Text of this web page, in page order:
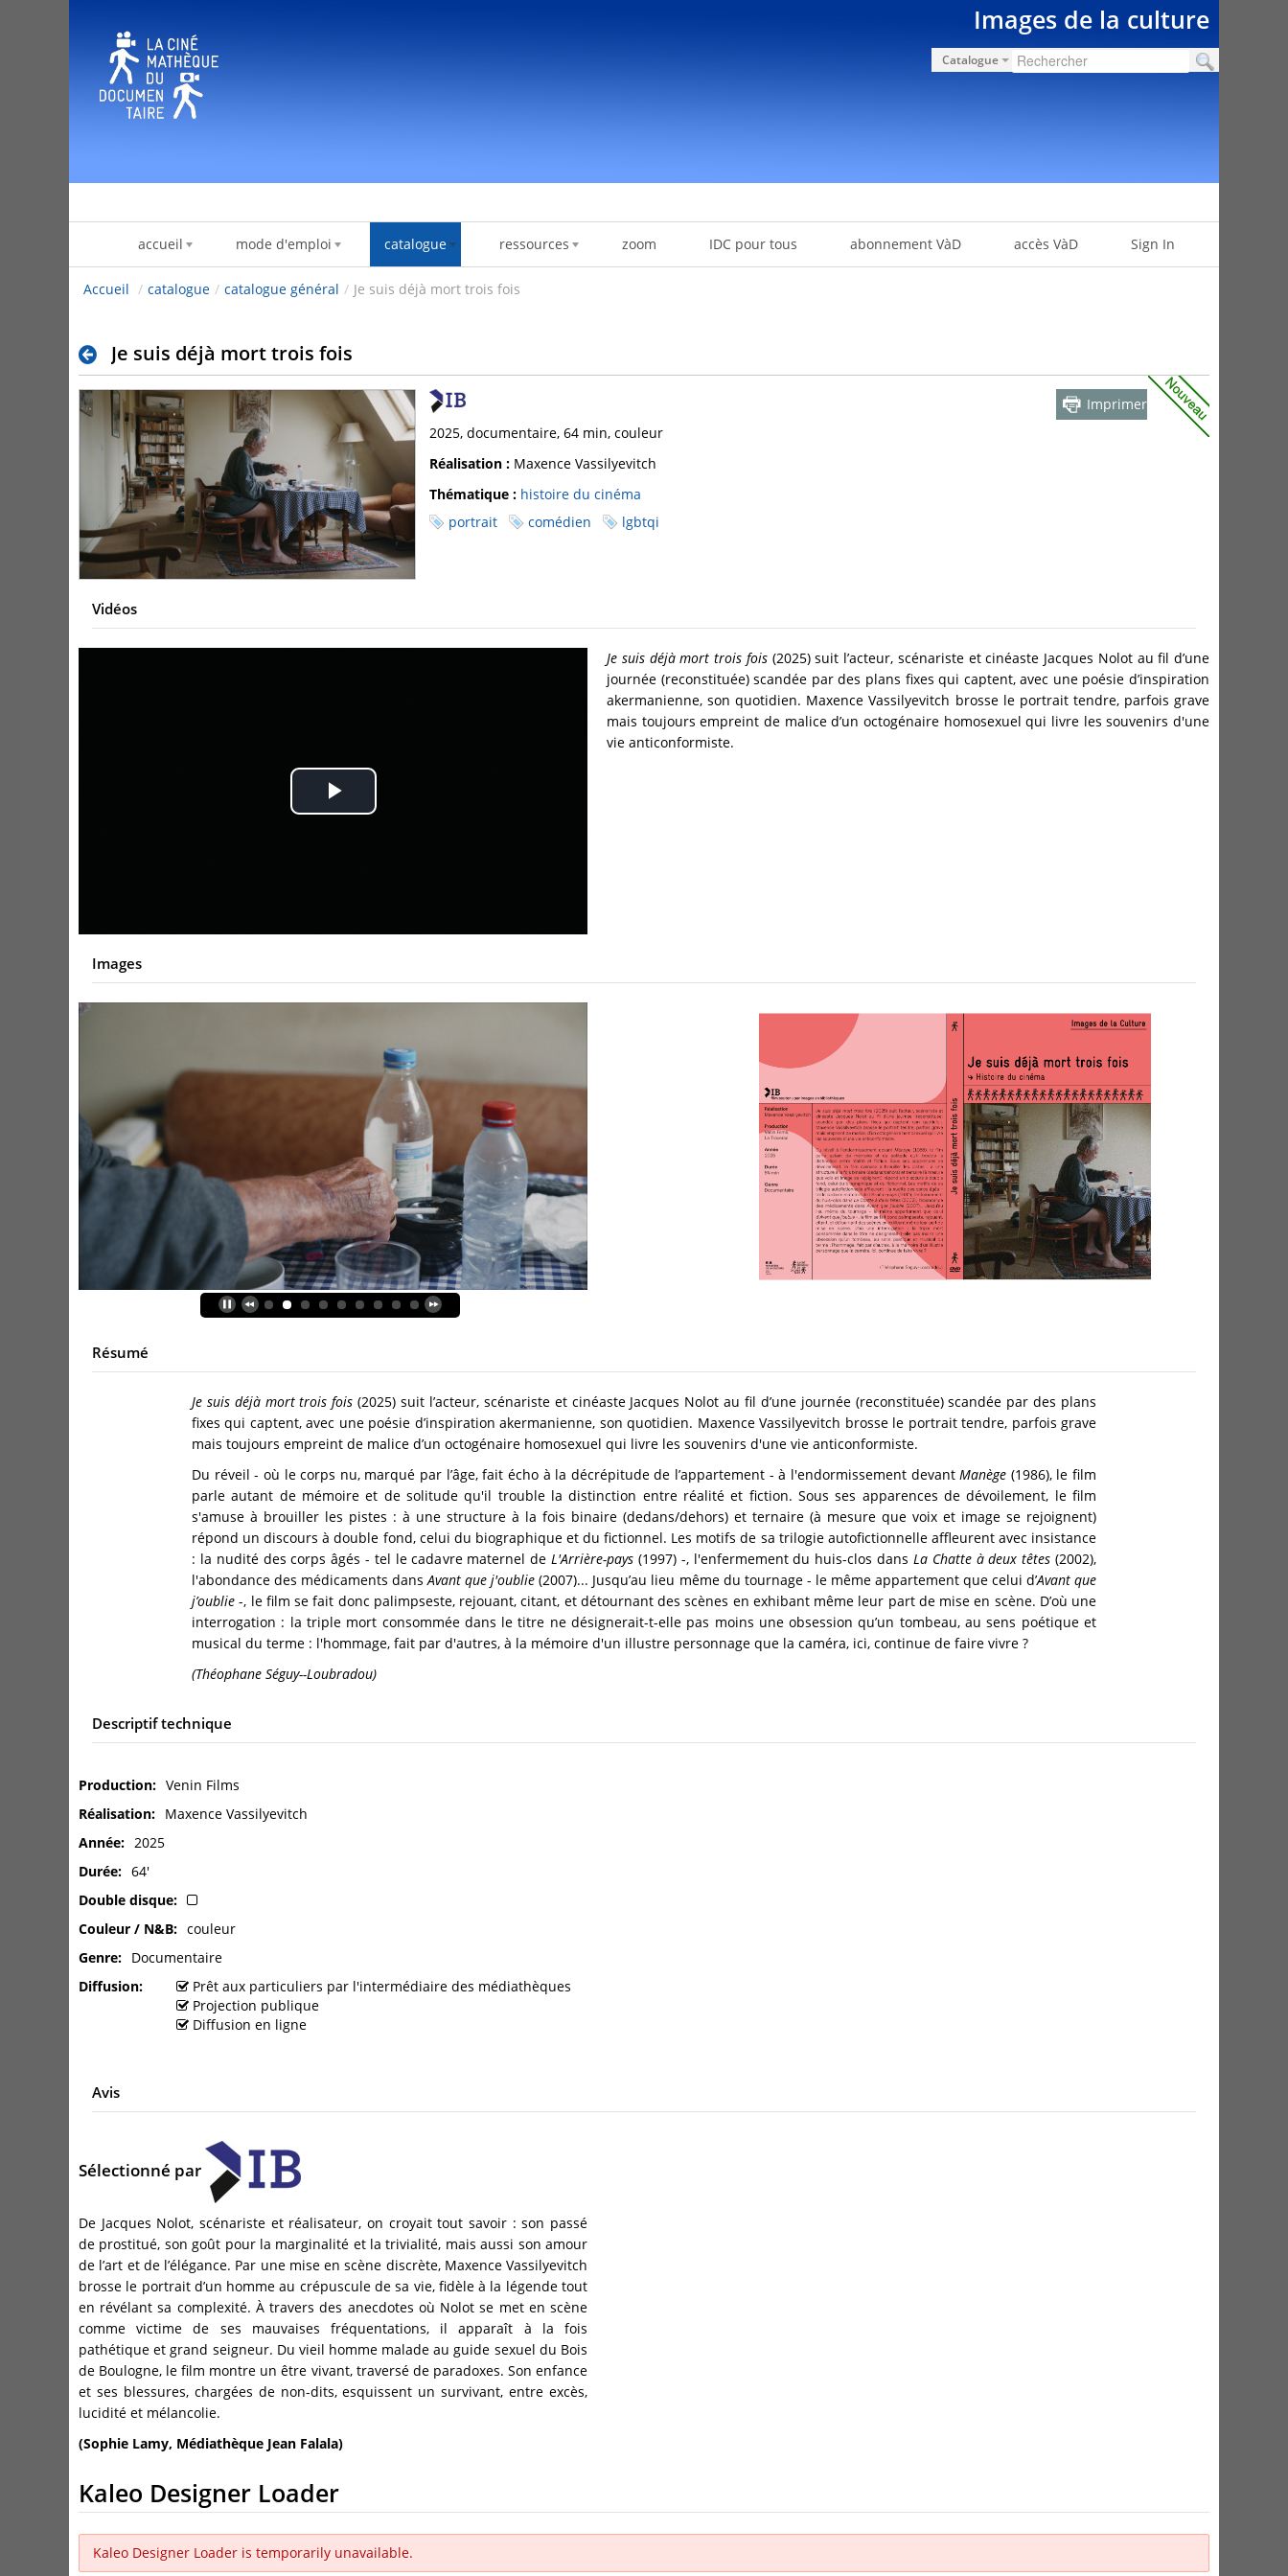
Images de la culture
Catalogue
accueil mode d'emploi catalogue ressources zoom IDC pour tous abonnement VàD accès VàD Sign In
Accueil / catalogue / catalogue général / Je suis déjà mort trois fois
Je suis déjà mort trois fois
Imprimer
2025, documentaire, 64 min, couleur
Réalisation : Maxence Vassilyevitch
Thématique : histoire du cinéma
portrait
comédien lgbtqi
Vidéos
Play
Je suis déjà mort trois fois(2025) suit l’acteur, scénariste et cinéaste Jacques Nolot au fil d’une
journée (reconstituée) scandée par des plans fixes qui captent, avec une poésie d’inspiration
akermanienne, son quotidien. Maxence Vassilyevitch brosse le portrait tendre, parfois grave
mais toujours empreint de malice d’un octogénaire homosexuel qui livre les souvenirs d'une
vie anticonformiste.
Images
Résumé
Je suis déjà mort trois fois(2025) suit l’acteur, scénariste et cinéaste Jacques Nolot au fil d’une journée (reconstituée) scandée par des plans
fixes qui captent, avec une poésie d’inspiration akermanienne, son quotidien. Maxence Vassilyevitch brosse le portrait tendre, parfois grave
mais toujours empreint de malice d’un octogénaire homosexuel qui livre les souvenirs d'une vie anticonformiste.
Du réveil - où le corps nu, marqué par l’âge, fait écho à la décrépitude de l’appartement - à l'endormissement devantManège (1986), le film
parle autant de mémoire et de solitude qu'il trouble la distinction entre réalité et fiction. Sous ses apparences de dévoilement, le film
s'amuse à brouiller les pistes : à une structure à la fois binaire (dedans/dehors) et ternaire (à mesure que voix et image se rejoignent)
répond un discours à double fond, celui du biographique et du fictionnel. Les motifs de sa trilogie autofictionnelle affleurent avec insistance
: la nudité des corps âgés - tel le cadavre maternel de L'Arrière-pays (1997) -, l'enfermement du huis-clos dans La Chatte à deux têtes (2002),
l'abondance des médicaments dansAvant que j'oublie (2007)... Jusqu’au lieu même du tournage - le même appartement que celui d’Avant que
j’oublie -, le film se fait donc palimpseste, rejouant, citant, et détournant des scènes en exhibant même leur part de mise en scène. D’où une
interrogation : la triple mort consommée dans le titre ne désignerait-t-elle pas moins une obsession qu’un tombeau, au sens poétique et
musical du terme : l'hommage, fait par d'autres, à la mémoire d'un illustre personnage que la caméra, ici, continue de faire vivre ?
(Théophane Séguy--Loubradou)
Descriptif technique
Production
Venin Films
Réalisation
Maxence Vassilyevitch
Année
2025
Durée
64'
Double disque
Couleur / N&B
couleur
Genre
Documentaire
Diffusion
Prêt aux particuliers par l'intermédiaire des médiathèques
Projection publique
Diffusion en ligne
Avis
Sélectionné par
De Jacques Nolot, scénariste et réalisateur, on croyait tout savoir : son passé
de prostitué, son goût pour la marginalité et la trivialité, mais aussi son amour
de l’art et de l’élégance. Par une mise en scène discrète, Maxence Vassilyevitch
brosse le portrait d’un homme au crépuscule de sa vie, fidèle à la légende tout
en révélant sa complexité. À travers des anecdotes où Nolot se met en scène
comme victime de ses mauvaises fréquentations, il apparaît à la fois
pathétique et grand seigneur. Du vieil homme malade au guide sexuel du Bois
de Boulogne, le film montre un être vivant, traversé de paradoxes. Son enfance
et ses blessures, chargées de non-dits, esquissent un survivant, entre excès,
lucidité et mélancolie.
(Sophie Lamy, Médiathèque Jean Falala)
Kaleo Designer Loader
Kaleo Designer Loader is temporarily unavailable.